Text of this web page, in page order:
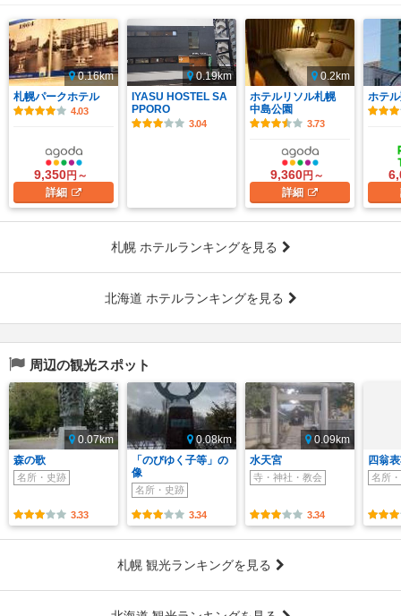
0.16km
札幌パークホテル
4.03
9,350円～
詳細
0.19km
IYASU HOSTEL SA
PPORO
3.04
0.2km
ホテルリソル札幌
中島公園
3.73
9,360円～
詳細
ホテ
札幌 ホテルランキングを見る
北海道 ホテルランキングを見る
周辺の観光スポット
0.07km
森の歌
名所・史跡
3.33
0.08km
「のびゆく子等」の
像
名所・史跡
3.34
0.09km
水天宮
寺・神社・教会
3.34
四翁
名所
札幌 観光ランキングを見る